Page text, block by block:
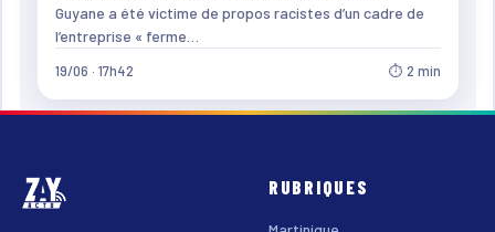
Guyane a été victime de propos racistes d’un cadre de
l’entreprise « ferme…
19/06 · 17h42 ⏱ 2 min
RUBRIQUES